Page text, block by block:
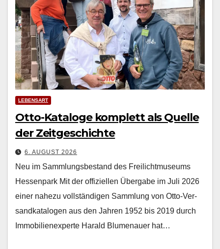
LEBENSART
Otto-Kataloge komplett als Quelle
der Zeitgeschichte
6. AUGUST 2026
Neu im Sammlungsbestand des Freilichtmuseums
Hessenpark Mit der offiziellen Über­gabe im Juli 2026
ein­er nahezu voll­ständi­gen Samm­lung von Otto-Ver­
sand­kat­a­lo­gen aus den Jahren 1952 bis 2019 durch
Immo­bilienex­perte Har­ald Blu­me­nauer hat…